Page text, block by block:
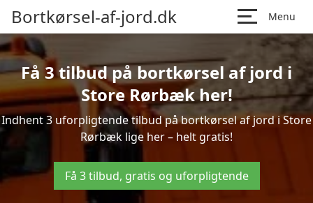
Bortkørsel-af-jord.dk Menu
Få 3 tilbud på bortkørsel af jord i
Store Rørbæk her!
Indhent 3 uforpligtende tilbud på bortkørsel af jord i Store
Rørbæk lige her – helt gratis!
Få 3 tilbud, gratis og uforpligtende